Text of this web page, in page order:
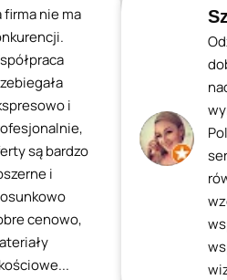
firma nie ma
i
są bardzo
i
cenowo,